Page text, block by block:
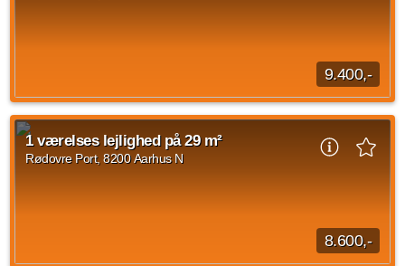
9.400,-
På Katrinedalsvej udlejes étværelses lejligheder med eget
køkken og rummeligt badeværelse med separat bruseniche
og vaskemøbel. Til hver bolig hører...
1 værelses lejlighed på 29 m²
Rødovre Port, 8200 Aarhus N
8.600,-